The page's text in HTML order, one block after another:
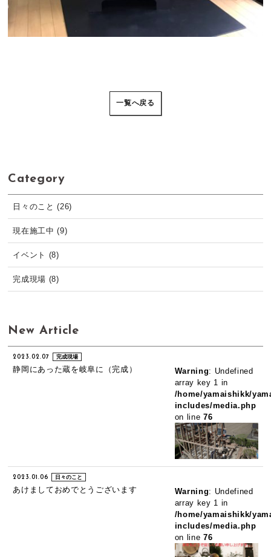
一覧へ戻る
Category
日々のこと (26)
現在施工中 (9)
イベント (8)
完成現場 (8)
New Article
Warning: Undefined
array key 1 in
/home/yamaishikk/
includes/media.php
on line76
2023.02.07 完成現場
静岡にあった蔵を岐阜に（完成）
Warning: Undefined
array key 1 in
/home/yamaishikk/
includes/media.php
on line76
2023.01.06 日々のこと
あけましておめでとうございます